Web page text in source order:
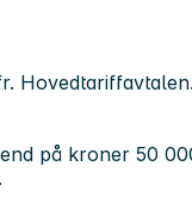
Hovedtariffavtalen.
på kroner 50